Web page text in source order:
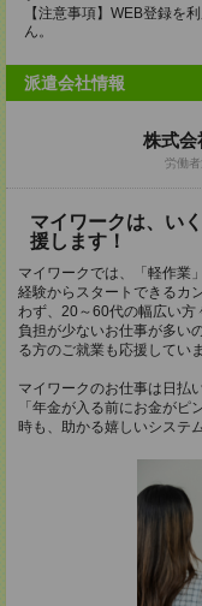
【注意事項】WEB登録を
ん。
派遣会社情報
株式会
労働
マイワークは、い
援します！
マイワークでは、「軽作業
経験からスタートできるカ
わず、20～60代の幅広い方
負担が少ないお仕事が多い
る方のご就業も応援してい
マイワークのお仕事は日払
「年金が入る前にお金がピ
時も、助かる嬉しいシステ